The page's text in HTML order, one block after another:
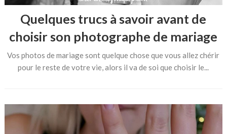
Quelques trucs à savoir avant de
choisir son photographe de mariage
Vos photos de mariage sont quelque chose que vous allez chérir
pour le reste de votre vie, alors il va de soi que choisir le...